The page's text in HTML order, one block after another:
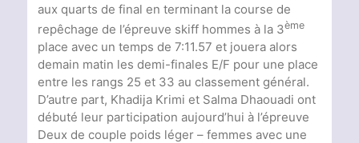
aux quarts de final en terminant la course de
repêchage de l’épreuve skiff hommes à la 3ème
place avec un temps de 7:11.57 et jouera alors
demain matin les demi-finales E/F pour une place
entre les rangs 25 et 33 au classement général.
D’autre part, Khadija Krimi et Salma Dhaouadi ont
débuté leur participation aujourd’hui à l’épreuve
Deux de couple poids léger – femmes avec une